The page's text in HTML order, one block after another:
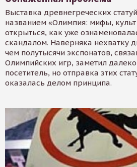
Выставка древнегреческих
названием «Олимпия: мифы,
открыться, как уже
скандалом. Наверняка нехватку
чем полутысячи экспонатов,
Олимпийских игр, заметил
посетитель, но отправка этих
оказалась делом принципа.